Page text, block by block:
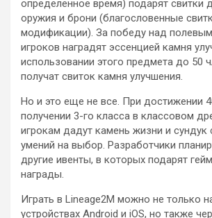
определенное время) подарят свитки
оружия и брони (благословенные
модификации). За победу над
игроков наградят эссенцией камня
использовании этого предмета до 50
получат свиток камня улучшения.
Но и это еще не все. При достижении
получении 3-го класса в классовом
игрокам дадут камень жизни и сундук
умений на выбор. Разработчики
другие ивенты, в которых подарят
награды.
Играть в Lineage2M можно не только
устройствах Android и iOS, но также